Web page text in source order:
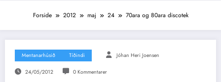
Forside 2012 maj 24 70ara og 80ara discotek
Mentanarhúsið Tíðindi Jóhan Heri Joensen
24/05/2012 0 Kommentarer